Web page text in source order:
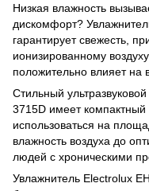
Низкая влажность
дискомфорт?
гарантирует свежесть,
ионизированному
положительно влияет на
Стильный
3715D имеет
использоваться на
влажность воздуха до
людей с хроническими
Увлажнитель Electrolux